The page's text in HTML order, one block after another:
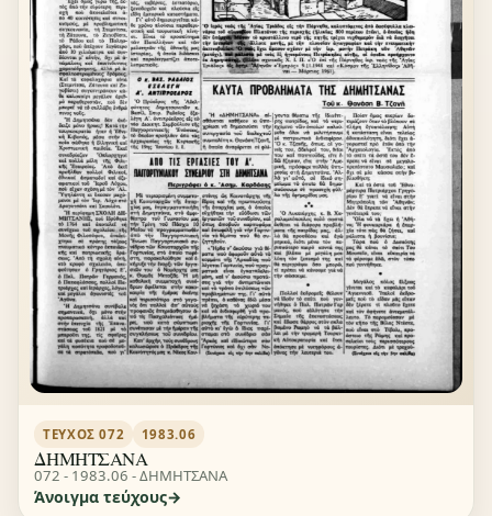
ΤΕΎΧΟΣ 072 1983.06
ΔΗΜΗΤΣΑΝΑ
072 - 1983.06 - ΔΗΜΗΤΣΑΝΑ
Άνοιγμα τεύχους